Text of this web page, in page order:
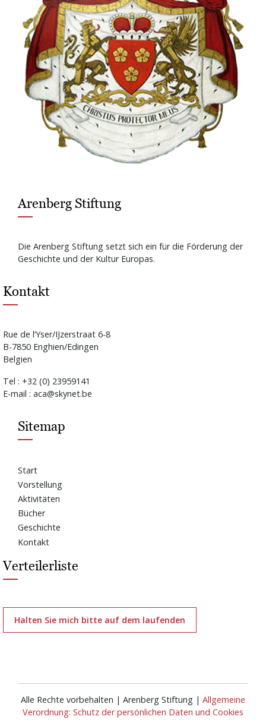
Arenberg Stiftung
Die Arenberg Stiftung setzt sich ein für die Förderung der
Geschichte und der Kultur Europas.
Kontakt
Rue de l’Yser/IJzerstraat 6-8
B-7850 Enghien/Edingen
Belgien
Tel : +32 (0) 23959141
E-mail : aca@skynet.be
Sitemap
Start
Vorstellung
Aktivitäten
Bücher
Geschichte
Kontakt
Verteilerliste
Halten Sie mich bitte auf dem laufenden
Alle Rechte vorbehalten | Arenberg Stiftung | Allgemeine
Verordnung: Schutz der persönlichen Daten und Cookies